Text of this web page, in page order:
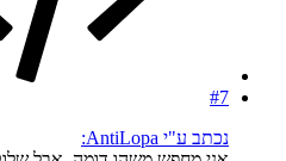
#7
נכתב ע"י AntiLopa: